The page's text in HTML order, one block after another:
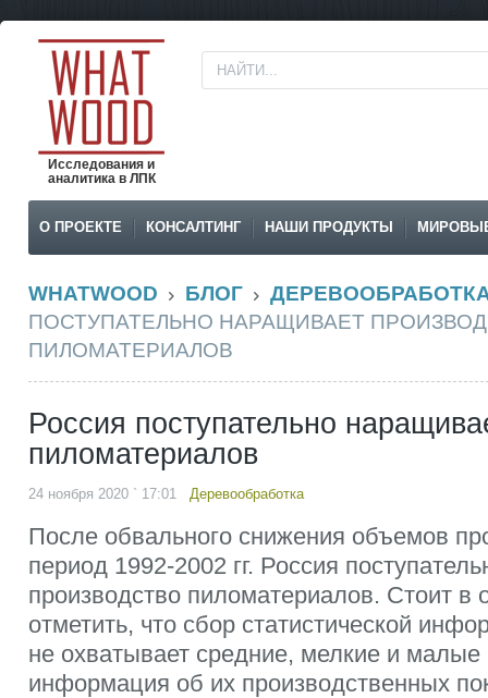
Исследования и
аналитика в ЛПК
О ПРОЕКТЕ КОНСАЛТИНГ НАШИ ПРОДУКТЫ
WHATWOOD БЛОГ
ПОСТУПАТЕЛЬНО НАРАЩИВАЕТ
ПИЛОМАТЕРИАЛОВ
Россия поступательно
пиломатериалов
24 ноября 2020 ` 17:01 Деревообработка
После обвального снижения объемов
период 1992-2002 гг. Россия
производство пиломатериалов. Стоит в
отметить, что сбор статистической
не охватывает средние, мелкие и малые
информация об их производственных